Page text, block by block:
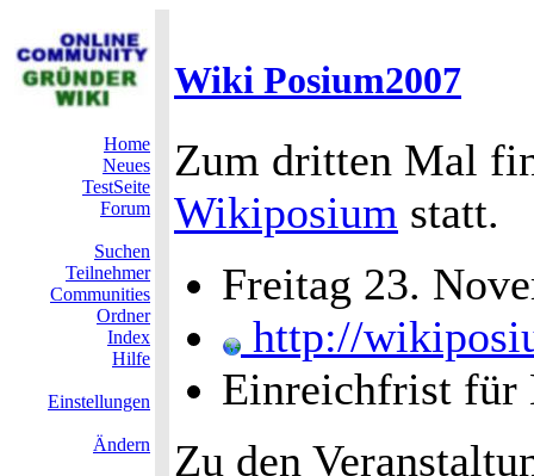
Wiki Posium2007
Home
Neues
TestSeite
Forum
Suchen
Teilnehmer
Communities
Ordner
Index
Hilfe
Einstellungen
Ändern
Zum dritten Mal
Wikiposium statt.
Freitag 23.
http://
Einreichfrist für
Zu den